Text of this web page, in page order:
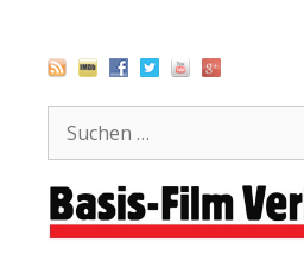
springen
nach: